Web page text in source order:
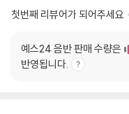
첫번째 리뷰어가 되어주세요
예스24 음반 판매 수량은
반영됩니다.